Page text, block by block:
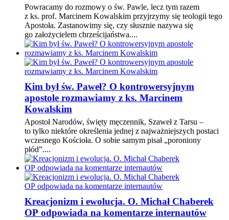
Powracamy do rozmowy o św. Pawle, lecz tym razem
z ks. prof. Marcinem Kowalskim przyjrzymy się teologii tego
Apostoła. Zastanowimy się, czy słusznie nazywa się
go założycielem chrześcijaństwa....
Kim był św. Paweł? O kontrowersyjnym
apostole rozmawiamy z ks. Marcinem
Kowalskim
Apostoł Narodów, święty męczennik, Szaweł z Tarsu –
to tylko niektóre określenia jednej z najważniejszych postaci
wczesnego Kościoła. O sobie samym pisał „poroniony
płód”....
Kreacjonizm i ewolucja. O. Michał Chaberek
OP odpowiada na komentarze internautów